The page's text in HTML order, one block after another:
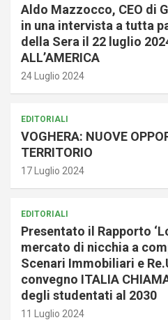
Aldo Mazzocco, CEO di
in una intervista a tutta
della Sera il 22 luglio
ALL’AMERICA
24 Luglio 2024
EDITORIALI
VOGHERA: NUOVE
TERRITORIO
17 Luglio 2024
EDITORIALI
Presentato il Rapporto
mercato di nicchia a
Scenari Immobiliari e
convegno ITALIA
degli studentati al 2030
11 Luglio 2024